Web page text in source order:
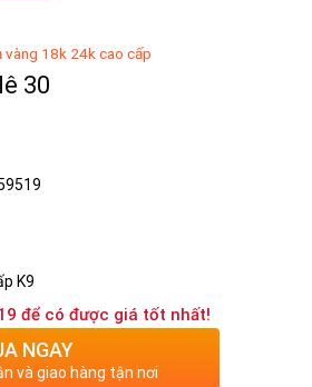
vàng 18k 24k cao cấp
30
K9
để có được giá tốt nhất!
NGAY
và giao hàng tận nơi